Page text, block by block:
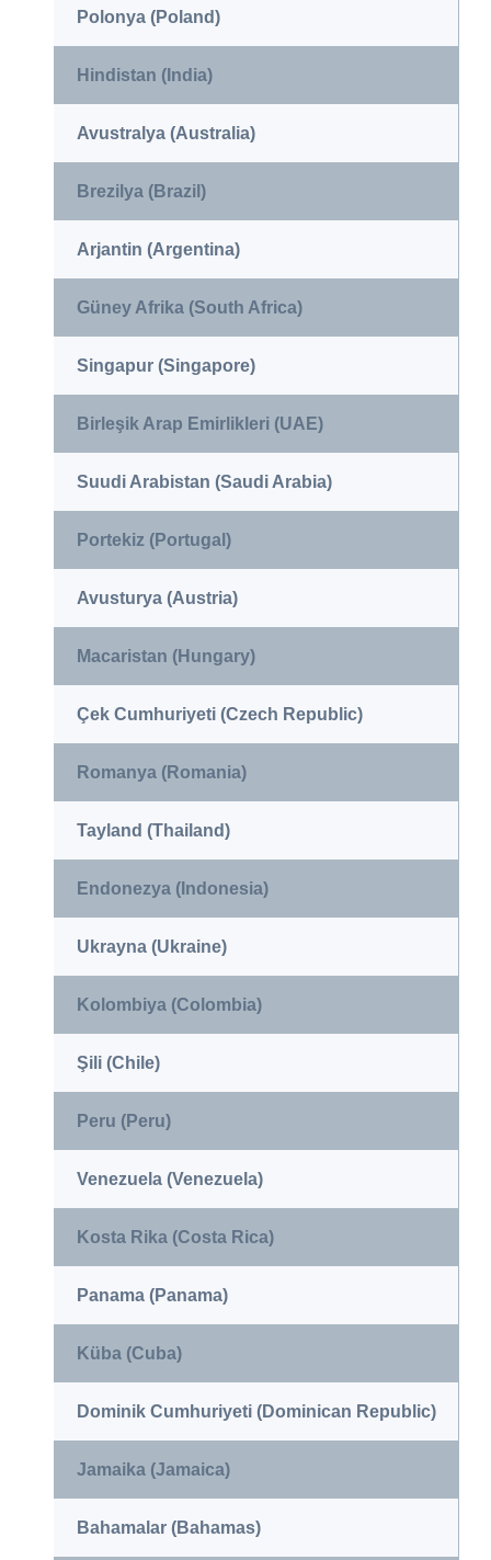
Polonya (Poland)
Hindistan (India)
Avustralya (Australia)
Brezilya (Brazil)
Arjantin (Argentina)
Güney Afrika (South Africa)
Singapur (Singapore)
Birleşik Arap Emirlikleri (UAE)
Suudi Arabistan (Saudi Arabia)
Portekiz (Portugal)
Avusturya (Austria)
Macaristan (Hungary)
Çek Cumhuriyeti (Czech Republic)
Romanya (Romania)
Tayland (Thailand)
Endonezya (Indonesia)
Ukrayna (Ukraine)
Kolombiya (Colombia)
Şili (Chile)
Peru (Peru)
Venezuela (Venezuela)
Kosta Rika (Costa Rica)
Panama (Panama)
Küba (Cuba)
Dominik Cumhuriyeti (Dominican Republic)
Jamaika (Jamaica)
Bahamalar (Bahamas)